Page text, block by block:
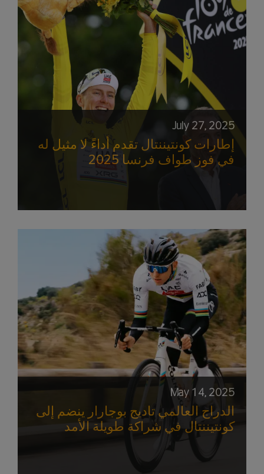
July 27, 2025
إطارات كونتيننتال تقدم أداءً لا مثيل له
في فوز طواف فرنسا 2025
May 14, 2025
الدراج العالمي تاديج بوجارار ينضم إلى
كونتيننتال في شراكة طويلة الأمد